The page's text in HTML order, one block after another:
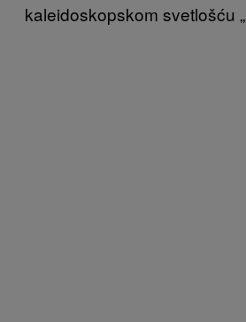
kaleidoskopskom svetlošću